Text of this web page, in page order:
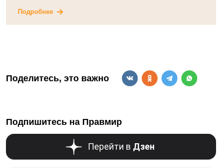
Подробнее
Поделитесь, это важно
Подпишитесь на Правмир
Перейти в Дзен